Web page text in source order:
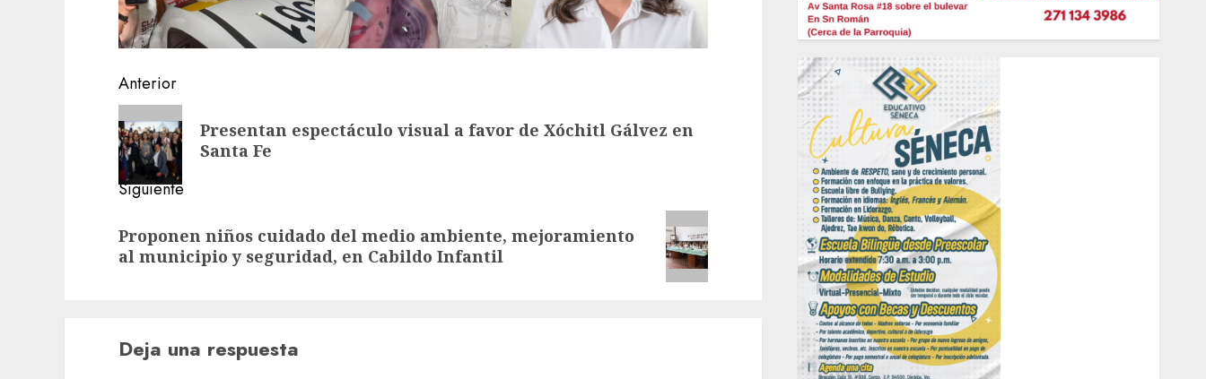
Navegación
de
entradas
Anterior
Entrada
anterior:
Presentan espectáculo visual a favor de Xóchitl Gálvez en
Santa Fe
Siguiente
entrada:
Proponen niños cuidado del medio ambiente, mejoramiento
al municipio y seguridad, en Cabildo Infantil
Deja una respuesta